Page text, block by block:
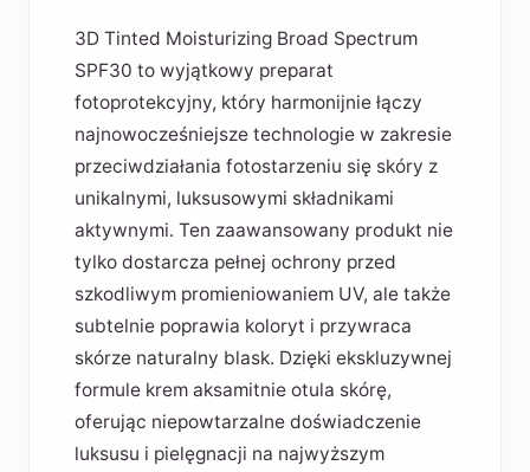
3D Tinted Moisturizing Broad Spectrum
SPF30 to wyjątkowy preparat
fotoprotekcyjny, który harmonijnie łączy
najnowocześniejsze technologie w zakresie
przeciwdziałania fotostarzeniu się skóry z
unikalnymi, luksusowymi składnikami
aktywnymi. Ten zaawansowany produkt nie
tylko dostarcza pełnej ochrony przed
szkodliwym promieniowaniem UV, ale także
subtelnie poprawia koloryt i przywraca
skórze naturalny blask. Dzięki ekskluzywnej
formule krem aksamitnie otula skórę,
oferując niepowtarzalne doświadczenie
luksusu i pielęgnacji na najwyższym